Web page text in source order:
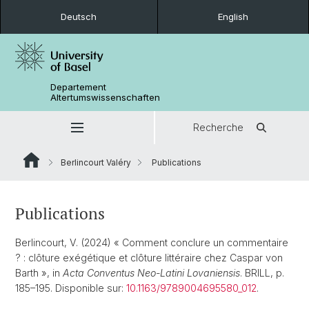
Deutsch English
Departement
Altertumswissenschaften
Recherche
Berlincourt Valéry Publications
Publications
Berlincourt, V. (2024) « Comment conclure un commentaire
? : clôture exégétique et clôture littéraire chez Caspar von
Barth », in Acta Conventus Neo-Latini Lovaniensis. BRILL, p.
185–195. Disponible sur: 10.1163/9789004695580_012.